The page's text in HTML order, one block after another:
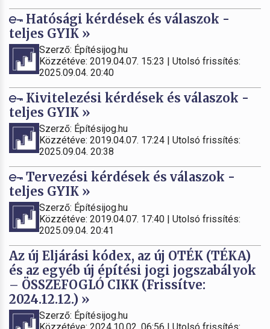
Hatósági kérdések és válaszok -
teljes GYIK »
Szerző: Építésijog.hu
Közzétéve: 2019.04.07. 15:23 | Utolsó frissítés:
2025.09.04. 20:40
Kivitelezési kérdések és válaszok -
teljes GYIK »
Szerző: Építésijog.hu
Közzétéve: 2019.04.07. 17:24 | Utolsó frissítés:
2025.09.04. 20:38
Tervezési kérdések és válaszok -
teljes GYIK »
Szerző: Építésijog.hu
Közzétéve: 2019.04.07. 17:40 | Utolsó frissítés:
2025.09.04. 20:41
Az új Eljárási kódex, az új OTÉK (TÉKA)
és az egyéb új építési jogi jogszabályok
– ÖSSZEFOGLÓ CIKK (Frissítve:
2024.12.12.) »
Szerző: Építésijog.hu
Közzétéve: 2024.10.02. 06:56 | Utolsó frissítés: